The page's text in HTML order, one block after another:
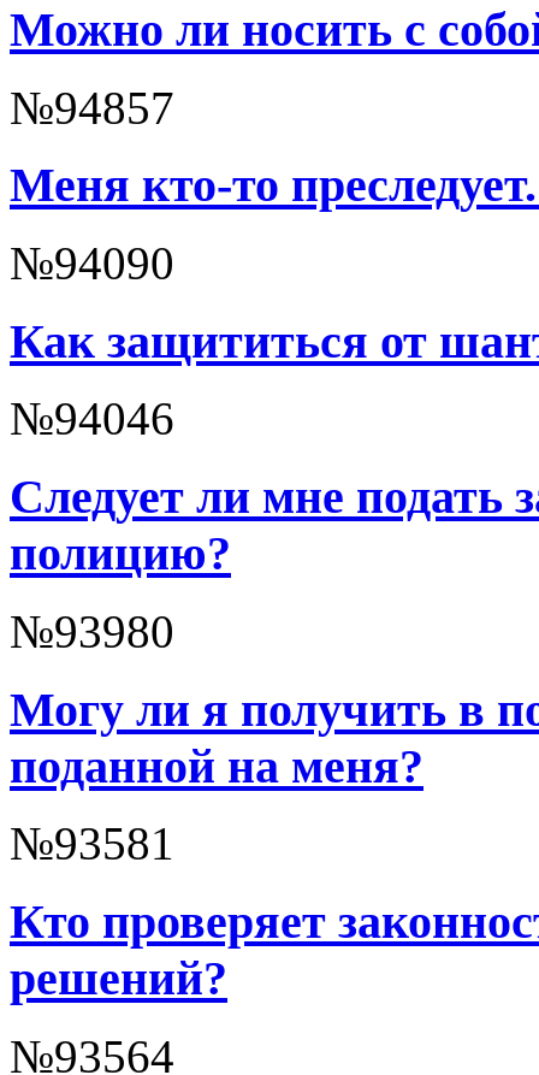
Можно ли носить с
№94857
Меня кто-то
№94090
Как защититься от
№94046
Следует ли мне подать
полицию?
№93980
Могу ли я получить в
поданной на меня?
№93581
Кто проверяет
решений?
№93564